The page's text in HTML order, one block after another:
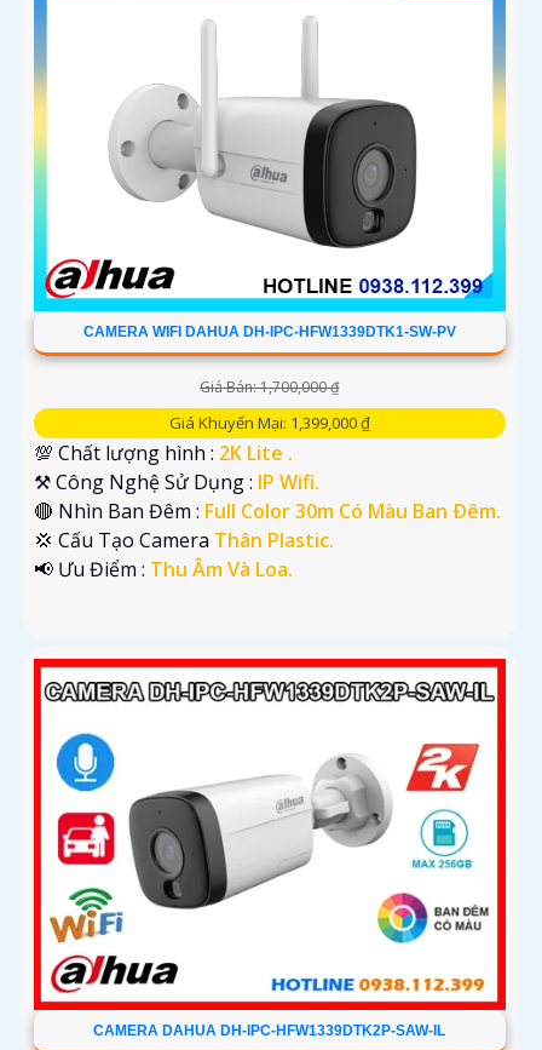
CAMERA WIFI DAHUA DH-IPC-HFW1339DTK1-SW-PV
Giá Bán: 1,700,000 ₫
Giá Khuyến Mại: 1,399,000 ₫
💯 Chất lượng hình : 2K Lite .
⚒ Công Nghệ Sử Dụng : IP Wifi.
🔴 Nhìn Ban Đêm : Full Color 30m Có Màu Ban Ðêm.
💢 Cấu Tạo Camera Thân Plastic.
️📢 Ưu Điểm : Thu Âm Và Loa.
CAMERA DAHUA DH-IPC-HFW1339DTK2P-SAW-IL